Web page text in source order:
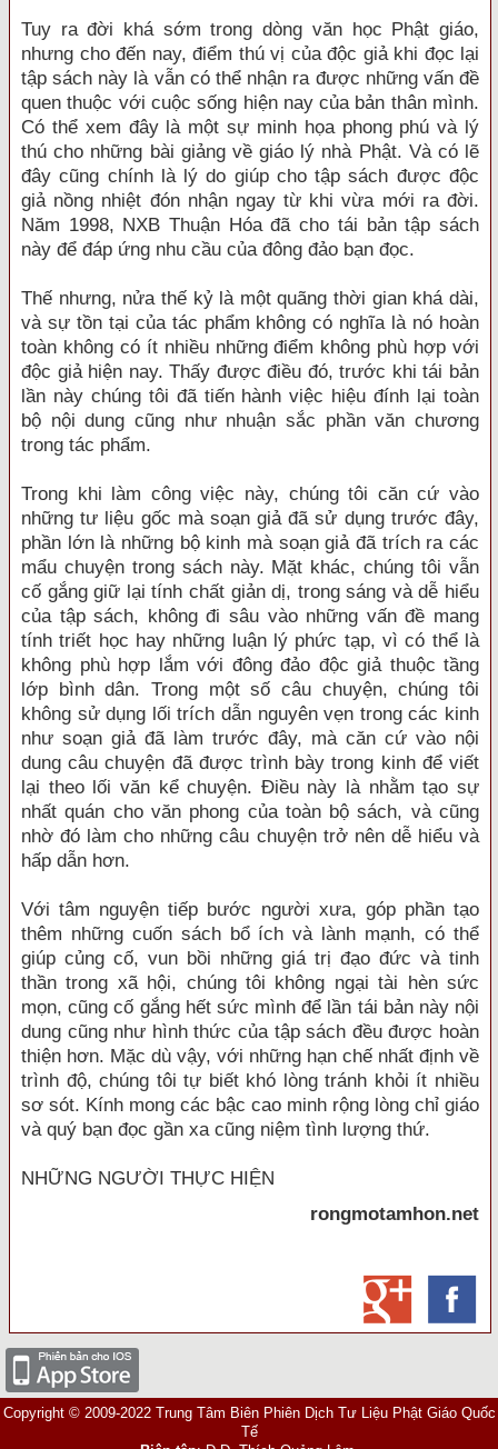
Tuy ra đời khá sớm trong dòng văn học Phật giáo,
nhưng cho đến nay, điểm thú vị của độc giả khi đọc lại
tập sách này là vẫn có thể nhận ra được những vấn đề
quen thuộc với cuộc sống hiện nay của bản thân mình.
Có thể xem đây là một sự minh họa phong phú và lý
thú cho những bài giảng về giáo lý nhà Phật. Và có lẽ
đây cũng chính là lý do giúp cho tập sách được độc
giả nồng nhiệt đón nhận ngay từ khi vừa mới ra đời.
Năm 1998, NXB Thuận Hóa đã cho tái bản tập sách
này để đáp ứng nhu cầu của đông đảo bạn đọc.
Thế nhưng, nửa thế kỷ là một quãng thời gian khá dài,
và sự tồn tại của tác phẩm không có nghĩa là nó hoàn
toàn không có ít nhiều những điểm không phù hợp với
độc giả hiện nay. Thấy được điều đó, trước khi tái bản
lần này chúng tôi đã tiến hành việc hiệu đính lại toàn
bộ nội dung cũng như nhuận sắc phần văn chương
trong tác phẩm.
Trong khi làm công việc này, chúng tôi căn cứ vào
những tư liệu gốc mà soạn giả đã sử dụng trước đây,
phần lớn là những bộ kinh mà soạn giả đã trích ra các
mẩu chuyện trong sách này. Mặt khác, chúng tôi vẫn
cố gắng giữ lại tính chất giản dị, trong sáng và dễ hiểu
của tập sách, không đi sâu vào những vấn đề mang
tính triết học hay những luận lý phức tạp, vì có thể là
không phù hợp lắm với đông đảo độc giả thuộc tầng
lớp bình dân. Trong một số câu chuyện, chúng tôi
không sử dụng lối trích dẫn nguyên vẹn trong các kinh
như soạn giả đã làm trước đây, mà căn cứ vào nội
dung câu chuyện đã được trình bày trong kinh để viết
lại theo lối văn kể chuyện. Điều này là nhằm tạo sự
nhất quán cho văn phong của toàn bộ sách, và cũng
nhờ đó làm cho những câu chuyện trở nên dễ hiểu và
hấp dẫn hơn.
Với tâm nguyện tiếp bước người xưa, góp phần tạo
thêm những cuốn sách bổ ích và lành mạnh, có thể
giúp củng cố, vun bồi những giá trị đạo đức và tinh
thần trong xã hội, chúng tôi không ngại tài hèn sức
mọn, cũng cố gắng hết sức mình để lần tái bản này nội
dung cũng như hình thức của tập sách đều được hoàn
thiện hơn. Mặc dù vậy, với những hạn chế nhất định về
trình độ, chúng tôi tự biết khó lòng tránh khỏi ít nhiều
sơ sót. Kính mong các bậc cao minh rộng lòng chỉ giáo
và quý bạn đọc gần xa cũng niệm tình lượng thứ.
NHỮNG NGƯỜI THỰC HIỆN
rongmotamhon.net
Copyright © 2009-2022 Trung Tâm Biên Phiên Dịch Tư Liệu Phật Giáo Quốc
Tế